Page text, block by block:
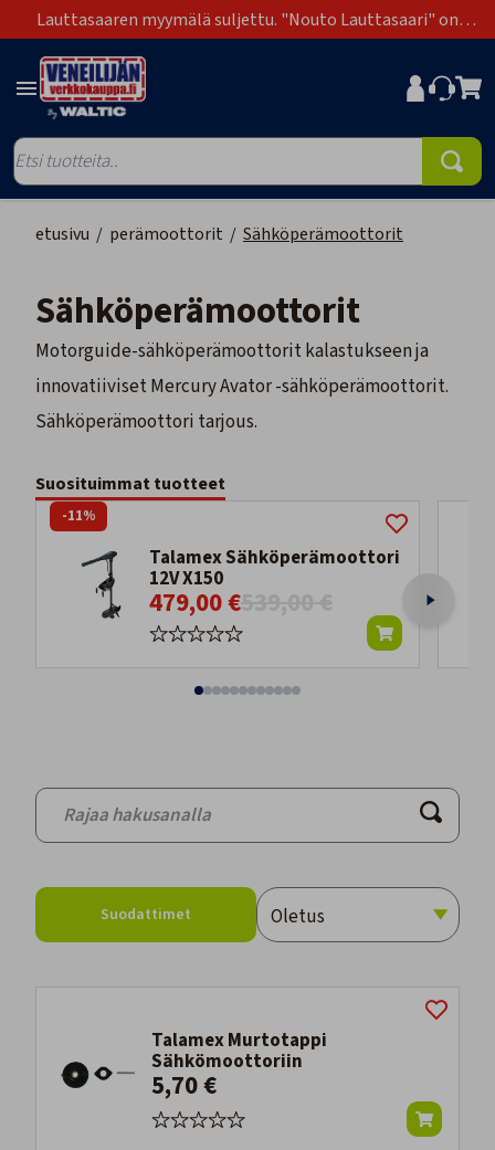
Lauttasaaren myymälä suljettu. "Nouto Lauttasaari" on
poistunut toimitustapavaihtoehdoista.
etusivu / perämoottorit / Sähköperämoottorit
Sähköperämoottorit
Motorguide-sähköperämoottorit kalastukseen ja
innovatiiviset Mercury Avator -sähköperämoottorit.
Sähköperämoottori tarjous.
Suosituimmat tuotteet
Talamex Sähköperämoottori
12V X150
479,00 €539,00 €
-11%
Suodattimet
Talamex Murtotappi
Sähkömoottoriin
5,70 €